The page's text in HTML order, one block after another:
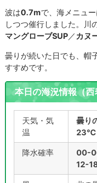
波は0.7mで、海メニュ
しつつ催行しました。川
マングローブSUP ／ カヌ
曇りが続いた日でも、帽
すすめです。
本日の海況情報（西
天気・気
温
曇り
23℃
降水確率
00-
12-